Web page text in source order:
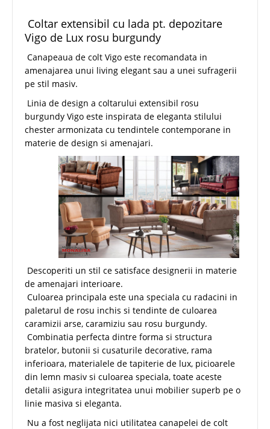
Coltar extensibil cu lada pt. depozitare
Vigo de Lux rosu burgundy
Canapeaua de colt Vigo este recomandata in
amenajarea unui living elegant sau a unei sufragerii
pe stil masiv.
Linia de design a coltarului extensibil rosu
burgundy Vigo este inspirata de eleganta stilului
chester armonizata cu tendintele contemporane in
materie de design si amenajari.
Descoperiti un stil ce satisface designerii in materie
de amenajari interioare.
Culoarea principala este una speciala cu radacini in
paletarul de rosu inchis si tendinte de culoarea
caramizii arse, caramiziu sau rosu burgundy.
Combinatia perfecta dintre forma si structura
bratelor, butonii si cusaturile decorative, rama
inferioara, materialele de tapiterie de lux, picioarele
din lemn masiv si culoarea speciala, toate aceste
detalii asigura integritatea unui mobilier superb pe o
linie masiva si eleganta.
Nu a fost neglijata nici utilitatea canapelei de colt